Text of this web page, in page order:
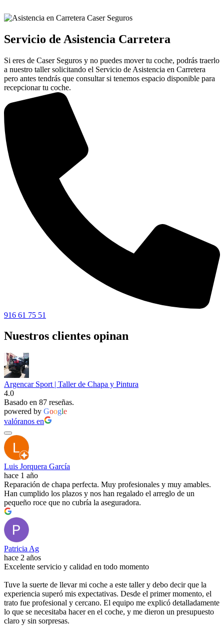
Servicio de Asistencia Carretera
Si eres de Caser Seguros y no puedes mover tu coche, podrás traerlo
a nuestro taller solicitando el Servicio de Asistencia en Carretera
pero antes tendrás que consultar si tenemos espacio disponible para
recepcionar tu coche.
916 61 75 51
Nuestros clientes opinan
Argencar Sport | Taller de Chapa y Pintura
4.0
Basado en 87 reseñas.
powered by Google
valóranos en
Luis Jorquera García
hace 1 año
Reparación de chapa perfecta. Muy profesionales y muy amables.
Han cumplido los plazos y nos han regalado el arreglo de un
pequeño roce que no cubría la aseguradora.
Patricia Ag
hace 2 años
Excelente servicio y calidad en todo momento
Tuve la suerte de llevar mi coche a este taller y debo decir que la
experiencia superó mis expectativas. Desde el primer momento, el
trato fue profesional y cercano. El equipo me explicó detalladamente
lo que se necesitaba hacer en el coche, y me dieron un presupuesto
claro y sin sorpresas.